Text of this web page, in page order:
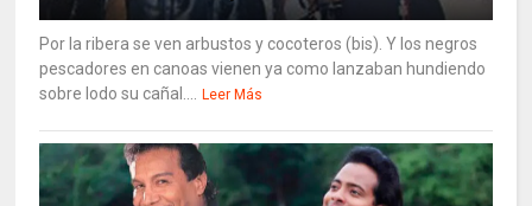
Por la ribera se ven arbustos y cocoteros (bis). Y los negros
pescadores en canoas vienen ya como lanzaban hundiendo
sobre lodo su cañal....
Leer Más